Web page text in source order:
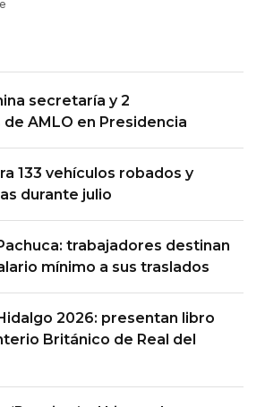
secretaría y 2
AMLO en Presidencia
133 vehículos robados y
durante julio
trabajadores destinan
mínimo a sus traslados
2026: presentan libro
Británico de Real del